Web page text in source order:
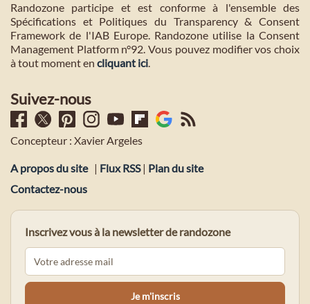
Randozone participe et est conforme à l'ensemble des
Spécifications et Politiques du Transparency & Consent
Framework de l'IAB Europe. Randozone utilise la Consent
Management Platform n°92. Vous pouvez modifier vos choix
à tout moment en cliquant ici.
Suivez-nous
Concepteur : Xavier Argeles
A propos du site | Flux RSS| Plan du site
Contactez-nous
Inscrivez vous à la newsletter de randozone